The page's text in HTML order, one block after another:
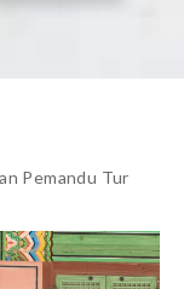
Pemandu Tur